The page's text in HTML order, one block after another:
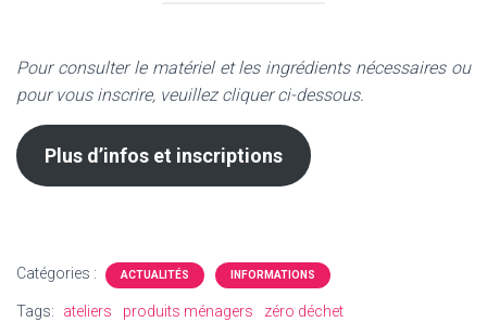
Pour consulter le matériel et les ingrédients nécessaires ou
pour vous inscrire, veuillez cliquer ci-dessous.
Plus d’infos et inscriptions
Catégories : ACTUALITÉS INFORMATIONS
Tags: ateliers produits ménagers zéro déchet